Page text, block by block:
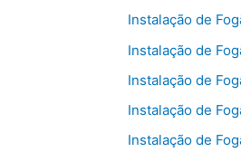
Instalação de
Instalação de
Instalação de
Instalação de
Instalação de